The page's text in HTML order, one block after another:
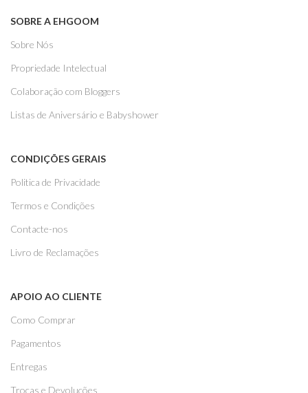
SOBRE A EHGOOM
Sobre Nós
Propriedade Intelectual
Colaboração com Bloggers
Listas de Aniversário e Babyshower
CONDIÇÕES GERAIS
Politica de Privacidade
Termos e Condições
Contacte-nos
Livro de Reclamações
APOIO AO CLIENTE
Como Comprar
Pagamentos
Entregas
Trocas e Devoluções